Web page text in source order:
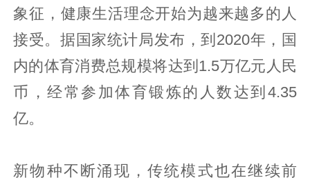
象征，健康生活理念开始为越来越多的人
接受。据国家统计局发布，到2020年，国
内的体育消费总规模将达到1.5万亿元人民
币，经常参加体育锻炼的人数达到4.35
亿。
新物种不断涌现，传统模式也在继续前